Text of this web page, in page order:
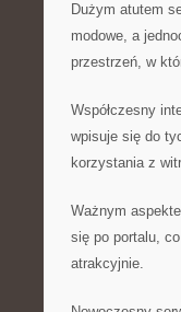
Dużym atutem
modowe, a
przestrzeń, w
Współczesny
wpisuje się do
korzystania z
Ważnym
się po portalu,
atrakcyjnie.